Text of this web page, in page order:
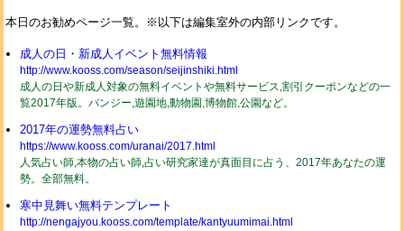
本日のお勧めページ一覧。※以下は編集室外の内部リンクです。
成人の日・新成人イベント無料情報
http://www.kooss.com/season/seijinshiki.html
成人の日や新成人対象の無料イベントや無料サービス,割引クーポンなどの一
覧2017年版。バンジー,遊園地,動物園,博物館,公園など。
2017年の運勢無料占い
https://www.kooss.com/uranai/2017.html
人気占い師,本物の占い師,占い研究家達が真面目に占う、2017年あなたの運
勢。全部無料。
寒中見舞い無料テンプレート
http://nengajyou.kooss.com/template/kantyuumimai.html